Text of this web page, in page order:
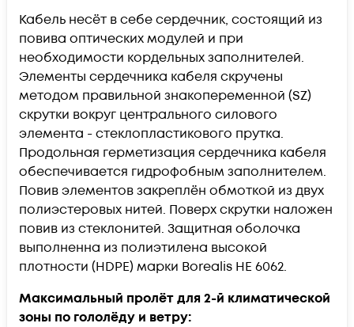
Кабель несёт в себе cердечник, состоящий из
повива оптических модулей и при
необходимости кордельных заполнителей.
Элементы сердечника кабеля скручены
методом правильной знакопеременной (SZ)
скрутки вокруг центрального силового
элемента - стеклопластикового прутка.
Продольная герметизация сердечника кабеля
обеспечивается гидрофобным заполнителем.
Повив элементов закреплён обмоткой из двух
полиэстеровых нитей. Поверх скрутки наложен
повив из стеклонитей. Защитная оболочка
выполненна из полиэтилена высокой
плотности (HDPE) марки Borealis HE 6062.
Максимальный пролёт для 2-й климатической
зоны по гололёду и ветру: